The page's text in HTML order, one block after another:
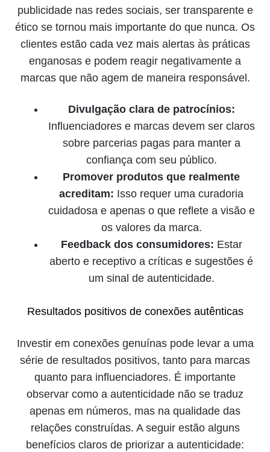
publicidade nas redes sociais, ser transparente e
ético se tornou mais importante do que nunca. Os
clientes estão cada vez mais alertas às práticas
enganosas e podem reagir negativamente a
marcas que não agem de maneira responsável.
Divulgação clara de patrocínios:
Influenciadores e marcas devem ser claros
sobre parcerias pagas para manter a
confiança com seu público.
Promover produtos que realmente
acreditam: Isso requer uma curadoria
cuidadosa e apenas o que reflete a visão e
os valores da marca.
Feedback dos consumidores: Estar
aberto e receptivo a críticas e sugestões é
um sinal de autenticidade.
Resultados positivos de conexões autênticas
Investir em conexões genuínas pode levar a uma
série de resultados positivos, tanto para marcas
quanto para influenciadores. É importante
observar como a autenticidade não se traduz
apenas em números, mas na qualidade das
relações construídas. A seguir estão alguns
benefícios claros de priorizar a autenticidade: